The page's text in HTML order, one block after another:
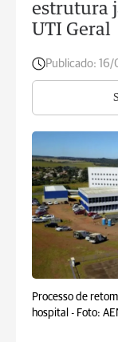
estrutura
UTI Geral
Publicado: 16/
Processo de
hospital - Foto: